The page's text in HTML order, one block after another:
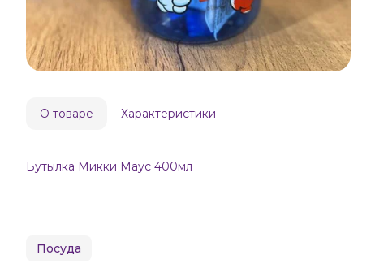
О товаре Характеристики
Бутылка Микки Маус 400мл
Посуда